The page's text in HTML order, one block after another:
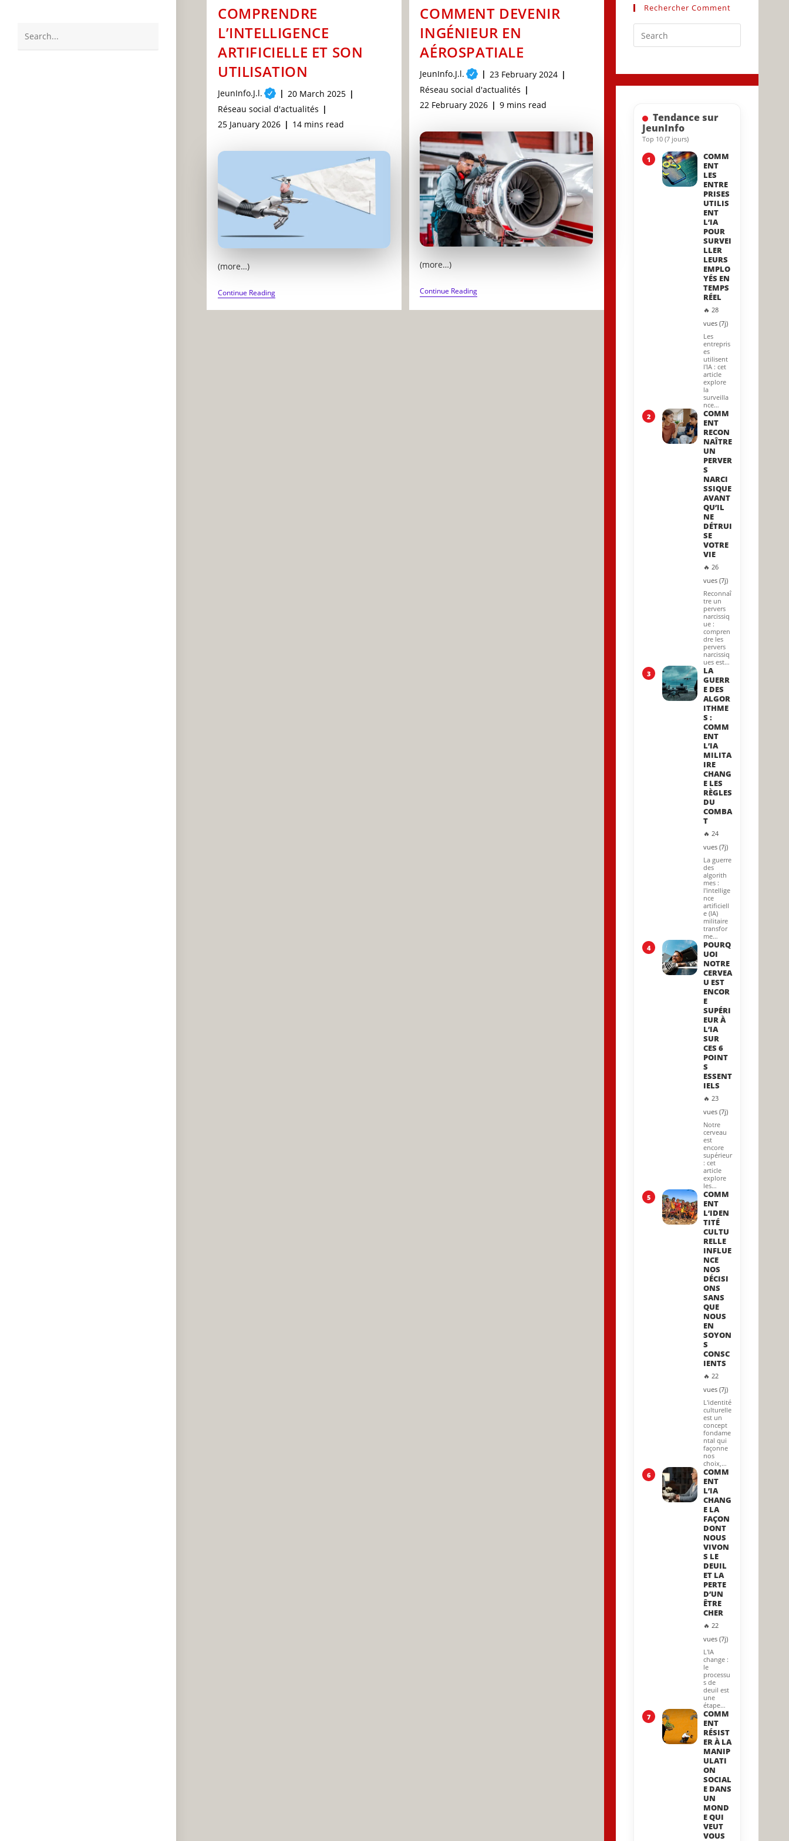
COMPRENDRE
L’INTELLIGENCE
ARTIFICIELLE ET SON
UTILISATION
Post
author:
JeunInfo.J.l.
Post
published:
20 March 2025
Post
category:
Réseau social d'actualités
Post
modified:
25 January 2026
Reading
14 mins read
(more…)
Continue ReadingCOMPRENDRE
L’INTELLIGENCE
ARTIFICIELLE
COMMENT DEVENIR
INGÉNIEUR EN
AÉROSPATIALE
Post
author:
JeunInfo.J.l.
Post
published:
23 February 2024
Post
category:
Réseau social d'actualités
Post
modified:
22 February 2026
Reading
9 mins read
(more…)
Continue ReadingCOMMENT
DEVENIR
INGÉNIEUR
Rechercher Comment
Escape
close
the
Tendance sur
JeunInfo
Top 10 (7 jours)
1
COMM
ENT
LES
ENTRE
PRISES
UTILIS
ENT
L’IA
POUR
SURVEI
LLER
LEURS
EMPLO
YÉS EN
TEMPS
RÉEL
🔥 28
vues (7j)
Les
entrepris
es
utilisent
l'IA : cet
article
explore
la
surveilla
nce…
2
COMM
ENT
RECON
NAÎTRE
UN
PERVER
S
NARCI
SSIQUE
AVANT
QU’IL
NE
DÉTRUI
SE
VOTRE
VIE
🔥 26
vues (7j)
Reconnaî
tre un
pervers
narcissiq
ue :
compren
dre les
pervers
narcissiq
ues est…
3
LA
GUERR
E DES
ALGOR
ITHME
S :
COMM
ENT
L’IA
MILITA
IRE
CHANG
E LES
RÈGLES
DU
COMBA
T
🔥 24
vues (7j)
La guerre
des
algorith
mes :
l'intellige
nce
artificiell
e (IA)
militaire
transfor
me…
4
POURQ
UOI
NOTRE
CERVEA
U EST
ENCOR
E
SUPÉRI
EUR À
L’IA
SUR
CES 6
POINT
S
ESSENT
IELS
🔥 23
vues (7j)
Notre
cerveau
est
encore
supérieur
: cet
article
explore
les…
5
COMM
ENT
L’IDEN
TITÉ
CULTU
RELLE
INFLUE
NCE
NOS
DÉCISI
ONS
SANS
QUE
NOUS
EN
SOYON
S
CONSC
IENTS
🔥 22
vues (7j)
L'identité
culturelle
est un
concept
fondame
ntal qui
façonne
nos
choix,…
6
COMM
ENT
L’IA
CHANG
E LA
FAÇON
DONT
NOUS
VIVON
S LE
DEUIL
ET LA
PERTE
D’UN
ÊTRE
CHER
🔥 22
vues (7j)
L'IA
change :
le
processu
s de
deuil est
une
étape…
7
COMM
ENT
RÉSIST
ER À LA
MANIP
ULATI
ON
SOCIAL
E DANS
UN
MOND
E QUI
VEUT
VOUS